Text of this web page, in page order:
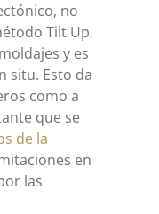
no
Tilt Up,
y es
situ. Esto da
como a
que se
de la
en
las